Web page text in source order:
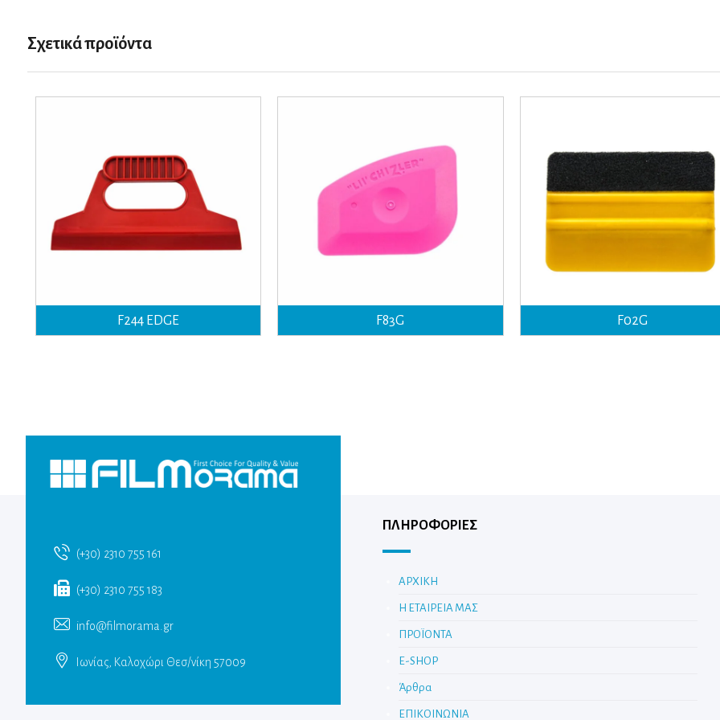
Σχετικά προϊόντα
F244 EDGE F83G F02G
(+30) 2310 755 161
(+30) 2310 755 183
info@filmorama.gr
Ιωνίας, Καλοχώρι Θεσ/νίκη 57009
ΠΛΗΡΟΦΟΡΙΕΣ
ΑΡΧΙΚΗ
Η ΕΤΑΙΡΕΙΑ ΜΑΣ
ΠΡΟΪΟΝΤΑ
E-SHOP
Άρθρα
ΕΠΙΚΟΙΝΩΝΙΑ